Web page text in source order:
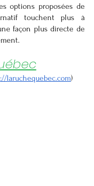
options proposées de
touchent plus à
façon plus directe de
laruchequebec.com)